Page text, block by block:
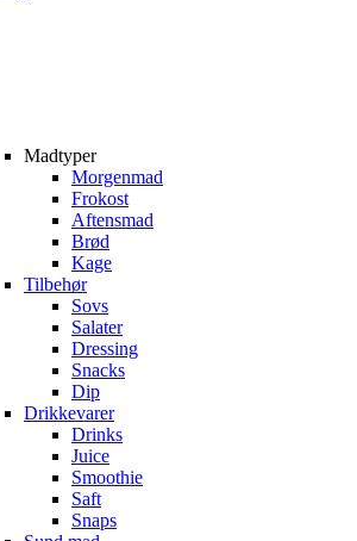
Madtyper
Morgenmad
Frokost
Aftensmad
Brød
Kage
Tilbehør
Sovs
Salater
Dressing
Snacks
Dip
Drikkevarer
Drinks
Juice
Smoothie
Saft
Snaps